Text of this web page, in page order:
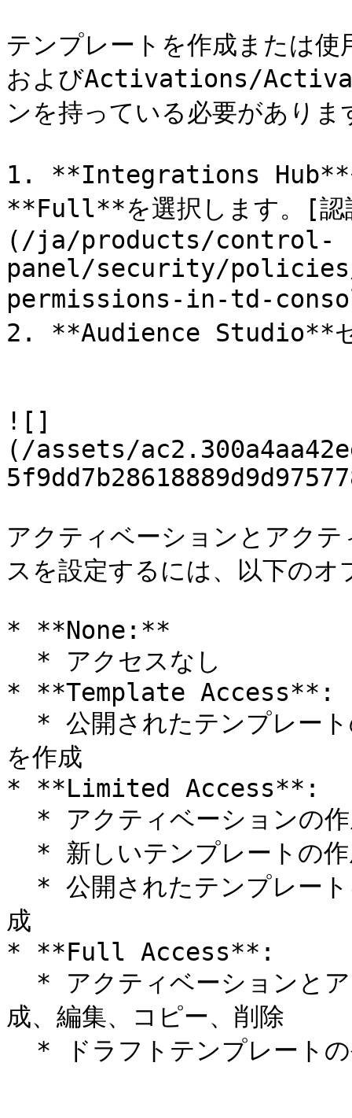
テンプレートを作成または
およびActivations/
ンを持っている必要がありま
1. **Integrations Hub**
**Full**を選択します。[認
(/ja/products/control-
panel/security/
permissions-in-td-
2. **Audience Studio**セ
![]
(/assets/
アクティベーションとアク
スを設定するには、以下の
* **None:**
* **Template Access**:
を作成
* **Limited Access**:
成
* **Full Access**:
成、編集、コピー、削除
* ドラフトテンプレート